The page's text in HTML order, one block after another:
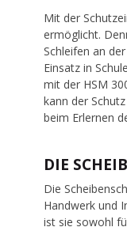
Mit der
ermöglicht.
Schleifen an
Einsatz in
mit der HSM
kann der
beim Erlernen
DIE
Die
Handwerk und
ist sie sowohl